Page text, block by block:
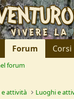
Forum Corsi
forum
e attività Luoghi e